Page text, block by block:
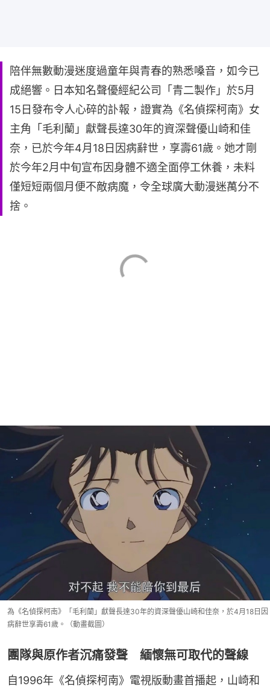
陪伴無數動漫迷度過童年與青春的熟悉嗓音，如今已
成絕響。日本知名聲優經紀公司「青二製作」於5月
15日發布令人心碎的訃報，證實為《名偵探柯南》女
主角「毛利蘭」獻聲長達30年的資深聲優山崎和佳
奈，已於今年4月18日因病辭世，享壽61歲。她才剛
於今年2月中旬宣布因身體不適全面停工休養，未料
僅短短兩個月便不敵病魔，令全球廣大動漫迷萬分不
捨。
為《名偵探柯南》「毛利蘭」獻聲長達30年的資深聲優山崎和佳奈，於4月18日因
病辭世享壽61歲。（動畫截圖）
團隊與原作者沉痛發聲 緬懷無可取代的聲線
自1996年《名偵探柯南》電視版動畫首播起，山崎和